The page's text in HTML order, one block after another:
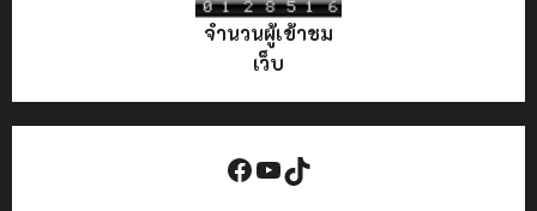
จำนวนผู้เข้าชม
เว็บ
Facebook
YouTube
TikTok